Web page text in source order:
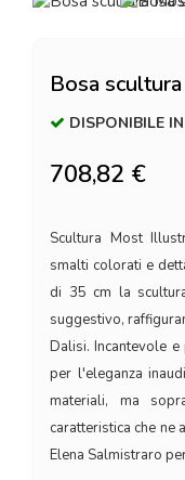
Bosa
DISPONIBILE
708,82 €
Scultura Most
smalti colorati e
di 35 cm la
suggestivo,
Dalisi. Incantevole
per l'eleganza
materiali, ma
caratteristica che ne
Elena Salmistraro